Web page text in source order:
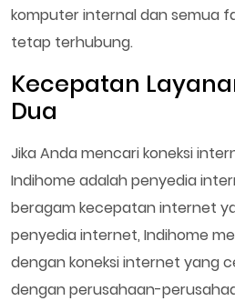
komputer internal dan semua
tetap terhubung.
Kecepatan
Dua
Jika Anda mencari koneksi
Indihome adalah penyedia
beragam kecepatan internet
penyedia internet, Indihome
dengan koneksi internet yang
dengan perusahaan-